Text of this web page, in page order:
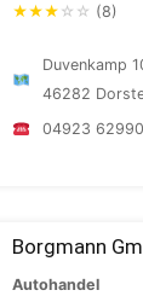
★★★ ☆ ☆ (8)
Duvenkamp
46282
04923
Borgmann
Autohandel